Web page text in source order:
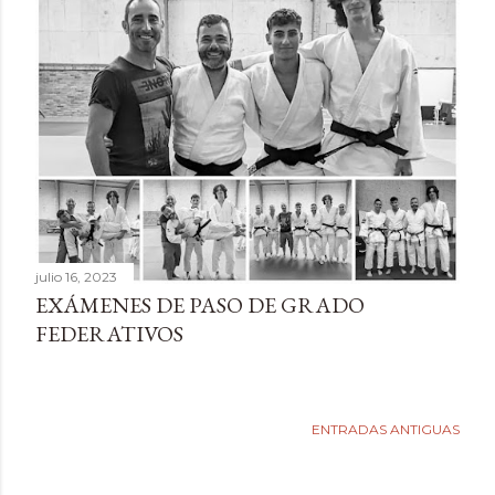
d
a
s
julio 16, 2023
EXÁMENES DE PASO DE GRADO
FEDERATIVOS
ENTRADAS ANTIGUAS